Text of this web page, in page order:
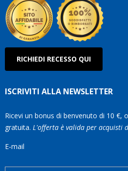
RICHIEDI RECESSO QUI
ISCRIVITI ALLA NEWSLETTER
Ricevi un bonus di benvenuto di 10 €,
gratuita. L'offerta è valida per acquisti
E-mail